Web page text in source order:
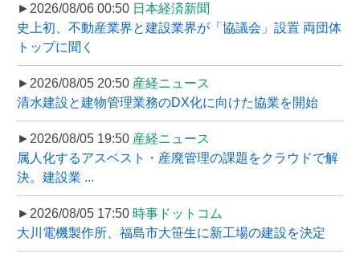
►2026/08/06 00:50 日本経済新聞
史上初、不動産業界と建設業界が「協議会」設置 両団体
トップに聞く
►2026/08/05 20:50 産経ニュース
清水建設と建物管理業務のDX化に向けた協業を開始
►2026/08/05 19:50 産経ニュース
属人化するアスベスト・産廃管理の課題をクラウドで解
決。建設業 ...
►2026/08/05 17:50 時事ドットコム
大川電機製作所、福島市大笹生に新工場の建設を決定